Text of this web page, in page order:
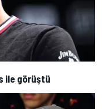
ile görüştü